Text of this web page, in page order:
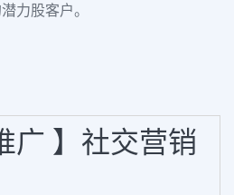
力股客户。
广 】社交营销